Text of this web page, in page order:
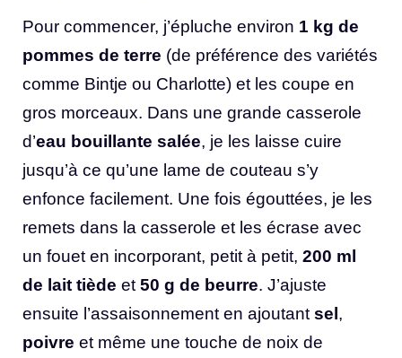
Pour commencer, j’épluche environ 1 kg de
pommes de terre (de préférence des variétés
comme Bintje ou Charlotte) et les coupe en
gros morceaux. Dans une grande casserole
d’eau bouillante salée, je les laisse cuire
jusqu’à ce qu’une lame de couteau s’y
enfonce facilement. Une fois égouttées, je les
remets dans la casserole et les écrase avec
un fouet en incorporant, petit à petit, 200 ml
de lait tiède et 50 g de beurre. J’ajuste
ensuite l’assaisonnement en ajoutant sel,
poivre et même une touche de noix de